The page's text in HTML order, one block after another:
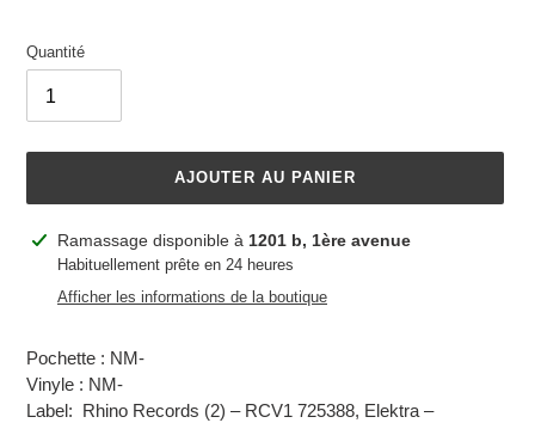
Quantité
AJOUTER AU PANIER
Ajout
produit
panier
Ramassage disponible à 1201 b, 1ère avenue
Habituellement prête en 24 heures
Afficher les informations de la boutique
Pochette : NM-
Vinyle : NM-
Label: Rhino Records (2) – RCV1 725388, Elektra –